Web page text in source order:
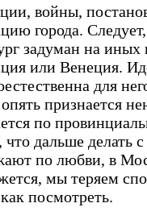
войны,
города.
задуман на
или Венеция.
для
признается
по
что дальше
по любви, в
мы теряем
посмотреть.